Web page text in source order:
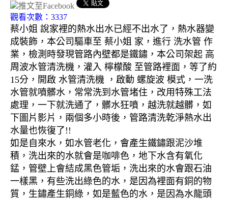
觀看次數：3337
蔡小姐 說家裡的熱水出水已經不出水了，熱水器變
成裝飾，本公司驅車至 蔡小姐 家，進行 洗水管 作
業，檢測時發現管路內壁都是鐵鏽，本公司架起 高
周波水管清洗機，灌入 檸檬酸 至管路裡面，等了約
15分，開啟 水管清洗機 ，啟動 螺旋波 模式，一洗
水管就噴髒水，常常洗到水管堵住，改用特殊工法
處理，一下就洗通了，髒水狂噴，越洗就越髒，如
下圖片影片，兩個多小時後，管路清洗乾淨熱水出
水量也恢復了!!
如是自來水，如水管老化，會產生鐵鏽跟泥沙堆
積，洗出來的水就會是咖啡色，地下水含有氧化
錳，管壁上會結成黑色管垢，洗出來的水會跟石油
一樣黑，有些洗出綠色的水，是因為裡面有銅的物
質，生鏽產生銅綠，如是藍色的水，是因為水龍頭